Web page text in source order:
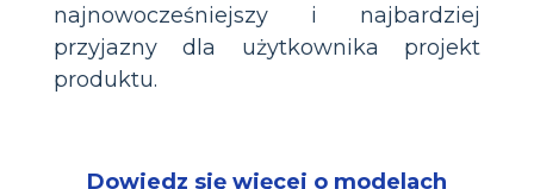
najnowocześniejszy i najbardziej
przyjazny dla użytkownika projekt
produktu.
Dowiedz się więcej o modelach